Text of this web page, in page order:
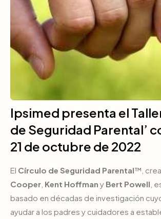
Ipsimed presenta el
de Seguridad Parental’
21 de octubre de 2022
El Círculo de Seguridad Parental™,
Cooper Kent Hoffman y Bert Powell ,
basado en décadas de investigación
ayudar a los padres y cuidadores a